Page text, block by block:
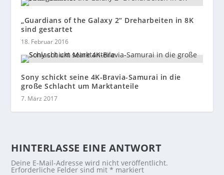
„Guardians of the Galaxy 2“ Dreharbeiten in 8K
sind gestartet
18. Februar 2016
Sony schickt seine 4K-Bravia-Samurai in die
große Schlacht um Marktanteile
7. März 2017
HINTERLASSE EINE ANTWORT
Deine E-Mail-Adresse wird nicht veröffentlicht.
Erforderliche Felder sind mit* markiert